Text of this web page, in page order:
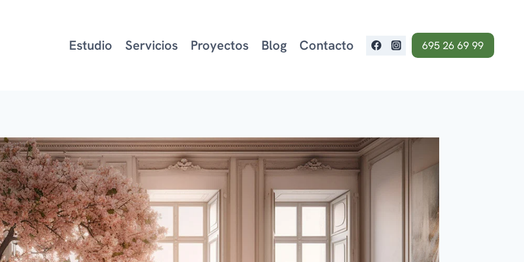
Estudio Servicios Proyectos Blog Contacto 695 26 69 99